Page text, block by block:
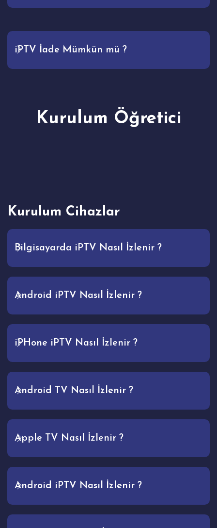
iPTV İade Mümkün mü ?
Kurulum Öğretici
Kurulum Cihazlar
Bilgisayarda iPTV Nasıl İzlenir ?
Android iPTV Nasıl İzlenir ?
iPHone iPTV Nasıl İzlenir ?
Android TV Nasıl İzlenir ?
Apple TV Nasıl İzlenir ?
Android iPTV Nasıl İzlenir ?